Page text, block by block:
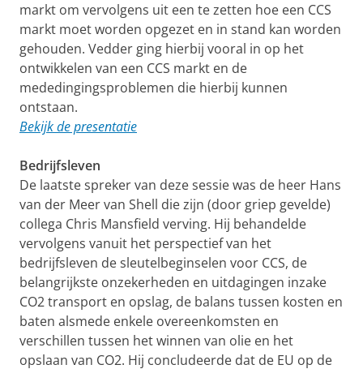
markt om vervolgens uit een te zetten hoe een CCS
markt moet worden opgezet en in stand kan worden
gehouden. Vedder ging hierbij vooral in op het
ontwikkelen van een CCS markt en de
mededingingsproblemen die hierbij kunnen
ontstaan.
Bekijk de presentatie
Bedrijfsleven
De laatste spreker van deze sessie was de heer Hans
van der Meer van Shell die zijn (door griep gevelde)
collega Chris Mansfield verving. Hij behandelde
vervolgens vanuit het perspectief van het
bedrijfsleven de sleutelbeginselen voor CCS, de
belangrijkste onzekerheden en uitdagingen inzake
CO2 transport en opslag, de balans tussen kosten en
baten alsmede enkele overeenkomsten en
verschillen tussen het winnen van olie en het
opslaan van CO2. Hij concludeerde dat de EU op de